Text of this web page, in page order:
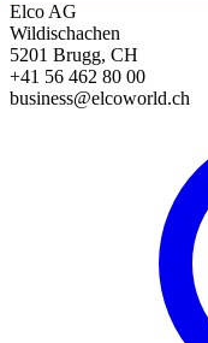
Elco AG
Wildischachen
5201 Brugg, CH
+41 56 462 80 00
business@elcoworld.ch